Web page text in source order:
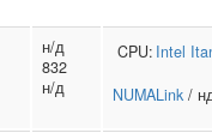
н/д
832
н/д
CPU: Intel
NUMALink /